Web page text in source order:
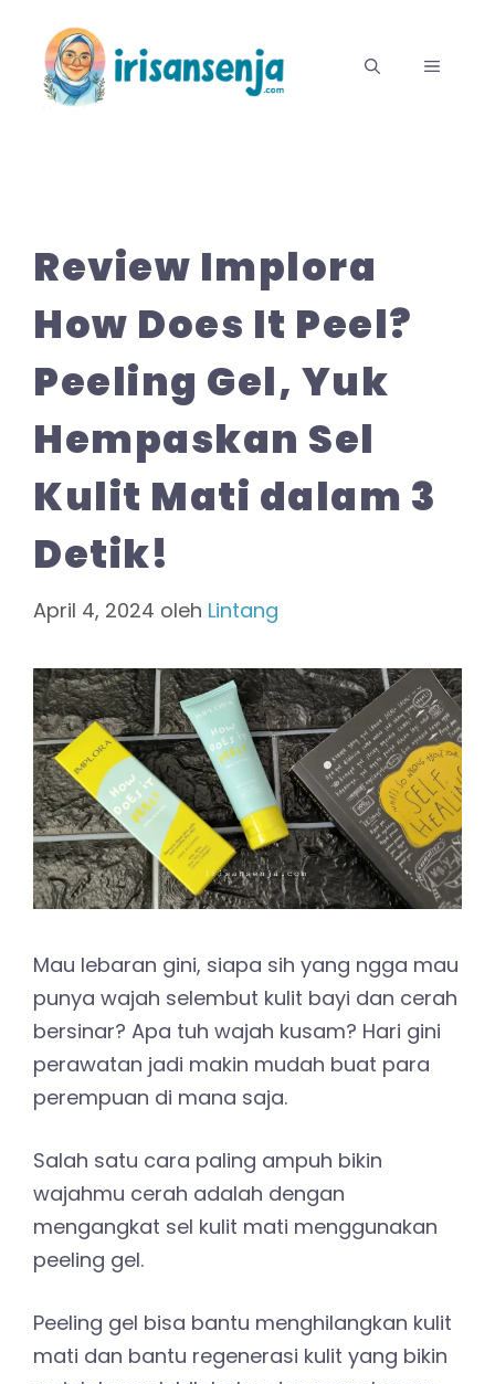
MENU
Review Implora
How Does It Peel?
Peeling Gel, Yuk
Hempaskan Sel
Kulit Mati dalam 3
Detik!
April 4, 2024 oleh Lintang
Mau lebaran gini, siapa sih yang ngga mau
punya wajah selembut kulit bayi dan cerah
bersinar? Apa tuh wajah kusam? Hari gini
perawatan jadi makin mudah buat para
perempuan di mana saja.
Salah satu cara paling ampuh bikin
wajahmu cerah adalah dengan
mengangkat sel kulit mati menggunakan
peeling gel.
Peeling gel bisa bantu menghilangkan kulit
mati dan bantu regenerasi kulit yang bikin